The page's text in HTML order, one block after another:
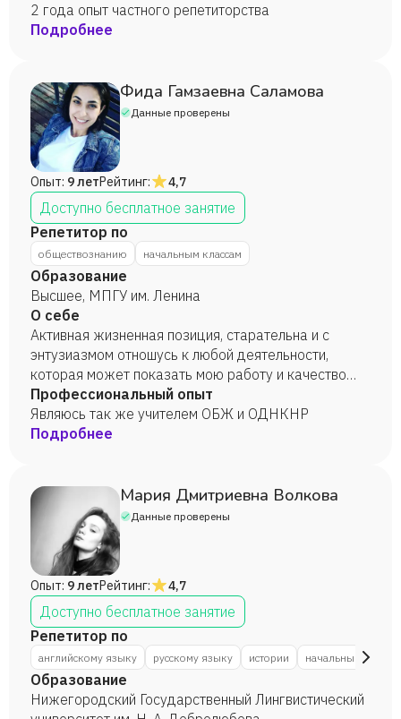
также интерес ученика. Прошу рассмотреть мою
кандидатуру не как пожилого дедушки,
разумом, пониманием, что нужно ученикам, а что не
нужно.
2 года опыт частного репетиторства
Подробнее
Фида Гамзаевна Саламова
Данные проверены
Опыт: 9 летРейтинг: 4,7
Доступно бесплатное занятие
Репетитор по
обществознанию начальным классам
Образование
Высшее, МПГУ им. Ленина
О себе
Активная жизненная позиция, старательна и с
энтузиазмом отношусь к любой деятельности,
которая может показать мою работу и качество
выполнения. Пунктуальна и высоко инициативна.
Профессиональный опыт
Являюсь так же учителем ОБЖ и ОДНКНР
Подробнее
Мария Дмитриевна Волкова
Данные проверены
Опыт: 9 летРейтинг: 4,7
Доступно бесплатное занятие
Репетитор по
английскому языку русскому языку истории начальным
Образование
Нижегородский Государственный Лингвистический